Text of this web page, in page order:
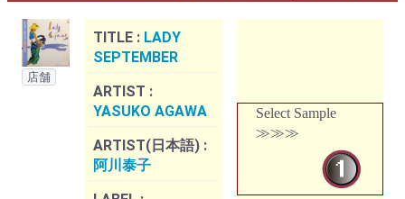
店舗
TITLE : LADY
SEPTEMBER
ARTIST :
YASUKO AGAWA
ARTIST(日本語) :
阿川泰子
Select Sample
≫≫≫